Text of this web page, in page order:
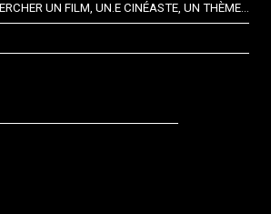
UN FILM, UN.E CINÉASTE, UN THÈME...